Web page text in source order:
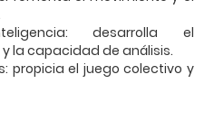
desarrolla el
la capacidad de análisis.
propicia el juego colectivo y